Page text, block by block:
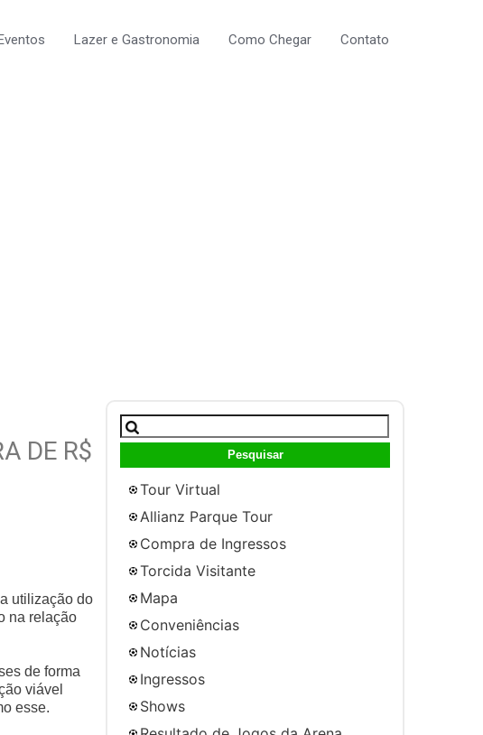
Lazer e Gastronomia Como Chegar Contato
DE R$
utilização do
na relação
de forma
viável
esse.
Pesquisar
por:
Tour Virtual
Allianz Parque Tour
Compra de Ingressos
Torcida Visitante
Mapa
Conveniências
Notícias
Ingressos
Shows